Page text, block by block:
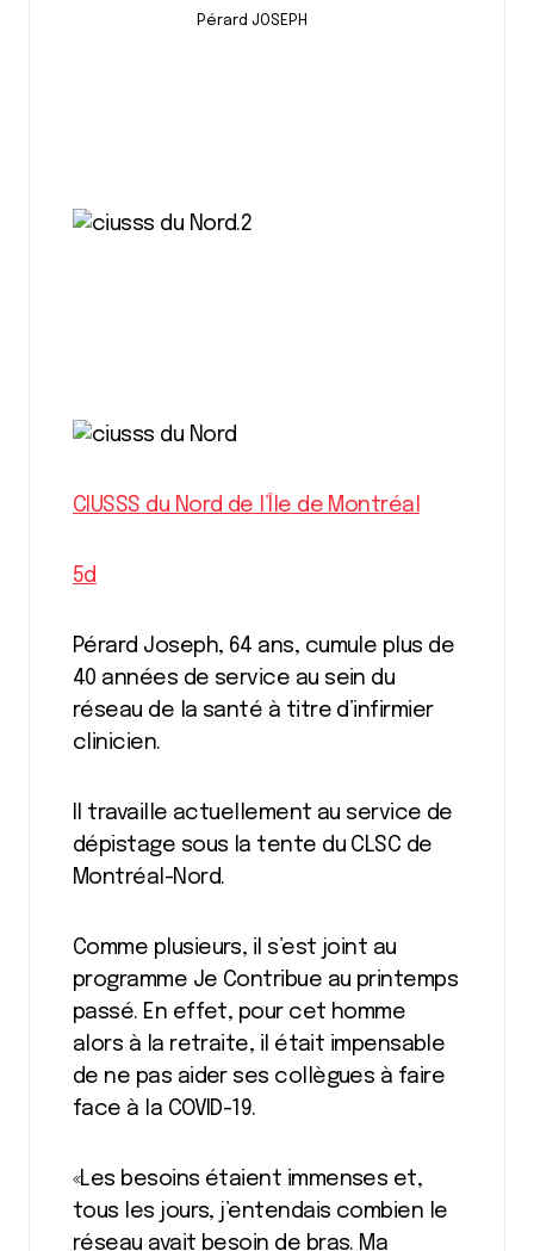
Pérard JOSEPH
CIUSSS du Nord de l’Île de Montréal
5d
Pérard Joseph, 64 ans, cumule plus de
40 années de service au sein du
réseau de la santé à titre d’infirmier
clinicien.
Il travaille actuellement au service de
dépistage sous la tente du CLSC de
Montréal-Nord.
Comme plusieurs, il s’est joint au
programme Je Contribue au printemps
passé. En effet, pour cet homme
alors à la retraite, il était impensable
de ne pas aider ses collègues à faire
face à la COVID-19.
«Les besoins étaient immenses et,
tous les jours, j’entendais combien le
réseau avait besoin de bras. Ma